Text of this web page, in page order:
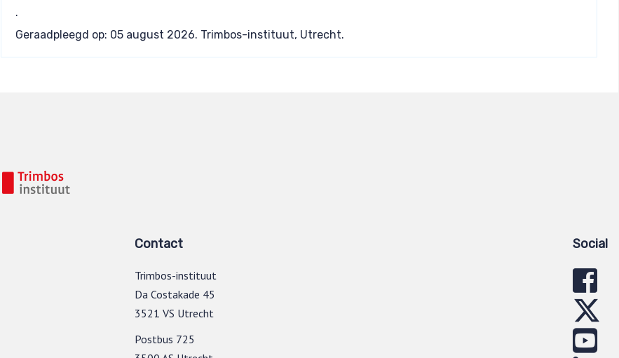
.
Geraadpleegd op: 05 august 2026. Trimbos-instituut, Utrecht.
Contact
Trimbos-instituut
Da Costakade 45
3521 VS Utrecht
Postbus 725
Social